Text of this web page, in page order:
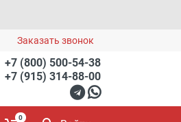
Заказать звонок
+7 (800) 500-54-38
+7 (915) 314-88-00
0